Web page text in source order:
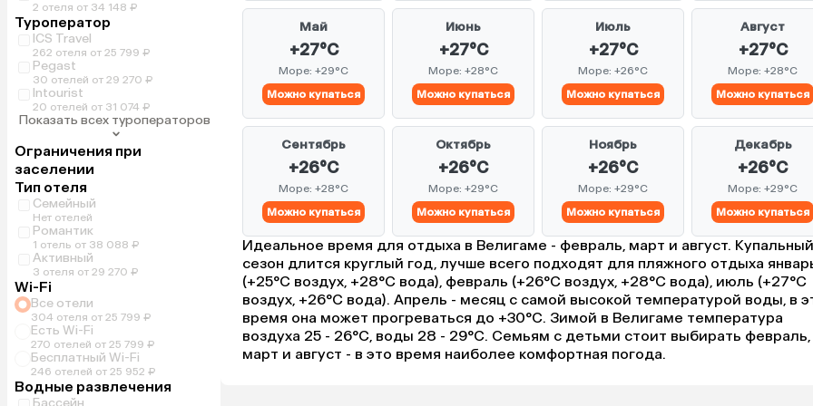
2 отеля от 34 148 ₽
Туроператор
ICS Travel
262 отеля от 25 799 ₽
Pegast
30 отелей от 29 270 ₽
Intourist
20 отелей от 31 074 ₽
Показать всех туроператоров
Ограничения при
заселении
Тип отеля
Семейный
Нет отелей
Романтик
1 отель от 38 088 ₽
Активный
3 отеля от 29 270 ₽
Wi-Fi
Все отели
304 отеля от 25 799 ₽
Есть Wi-Fi
270 отелей от 25 799 ₽
Бесплатный Wi-Fi
246 отелей от 25 952 ₽
Водные развлечения
Бассейн
Май
+27°C
Море: +29°C
Можно купаться
Июнь
+27°C
Море: +28°C
Можно купаться
Июль
+27°C
Море: +26°C
Можно купаться
Август
+27°C
Море: +28°C
Можно купаться
Сентябрь
+26°C
Море: +28°C
Можно купаться
Октябрь
+26°C
Море: +29°C
Можно купаться
Ноябрь
+26°C
Море: +29°C
Можно купаться
Декабрь
+26°C
Море: +29°C
Можно купаться
Идеальное время для отдыха в Велигаме - февраль, март и август. Купальный
сезон длится круглый год, лучше всего подходят для пляжного отдыха
(+25°C воздух, +28°C вода), февраль (+26°C воздух, +28°C вода), июль (+27°C
воздух, +26°C вода). Апрель - месяц с самой высокой температурой воды, в
время она может прогреваться до +30°C. Зимой в Велигаме температура
воздуха 25 - 26°C, воды 28 - 29°C. Семьям с детьми стоит выбирать февраль,
март и август - в это время наиболее комфортная погода.